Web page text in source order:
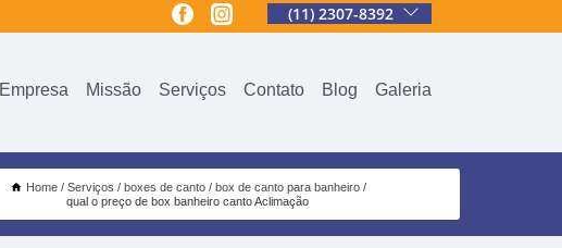
(11) 2307-8392
Empresa Missão Serviços Contato Blog Galeria
Home Serviços boxes de canto
box de canto para banheiro
qual o preço de box banheiro canto Aclimação